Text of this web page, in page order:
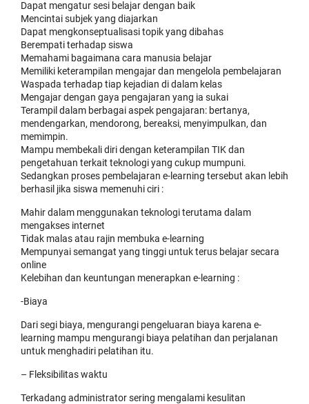
Dapat mengatur sesi belajar dengan baik
Mencintai subjek yang diajarkan
Dapat mengkonseptualisasi topik yang dibahas
Berempati terhadap siswa
Memahami bagaimana cara manusia belajar
Memiliki keterampilan mengajar dan mengelola pembelajaran
Waspada terhadap tiap kejadian di dalam kelas
Mengajar dengan gaya pengajaran yang ia sukai
Terampil dalam berbagai aspek pengajaran: bertanya,
mendengarkan, mendorong, bereaksi, menyimpulkan, dan
memimpin.
Mampu membekali diri dengan keterampilan TIK dan
pengetahuan terkait teknologi yang cukup mumpuni.
Sedangkan proses pembelajaran e-learning tersebut akan lebih
berhasil jika siswa memenuhi ciri :
Mahir dalam menggunakan teknologi terutama dalam
mengakses internet
Tidak malas atau rajin membuka e-learning
Mempunyai semangat yang tinggi untuk terus belajar secara
online
Kelebihan dan keuntungan menerapkan e-learning :
-Biaya
Dari segi biaya, mengurangi pengeluaran biaya karena e-
learning mampu mengurangi biaya pelatihan dan perjalanan
untuk menghadiri pelatihan itu.
– Fleksibilitas waktu
Terkadang administrator sering mengalami kesulitan